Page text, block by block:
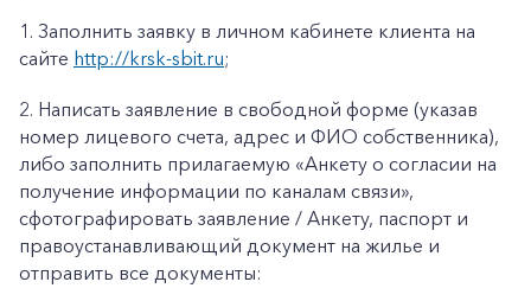
1. Заполнить заявку в личном кабинете клиента на
сайте http://krsk-sbit.ru;
2. Написать заявление в свободной форме (указав
номер лицевого счета, адрес и ФИО собственника),
либо заполнить прилагаемую «Анкету о согласии на
получение информации по каналам связи»,
сфотографировать заявление / Анкету, паспорт и
правоустанавливающий документ на жилье и
отправить все документы: